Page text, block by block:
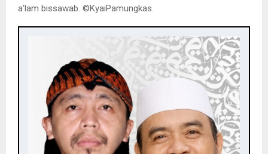
a’lam bissawab. ©️KyaiPamungkas.